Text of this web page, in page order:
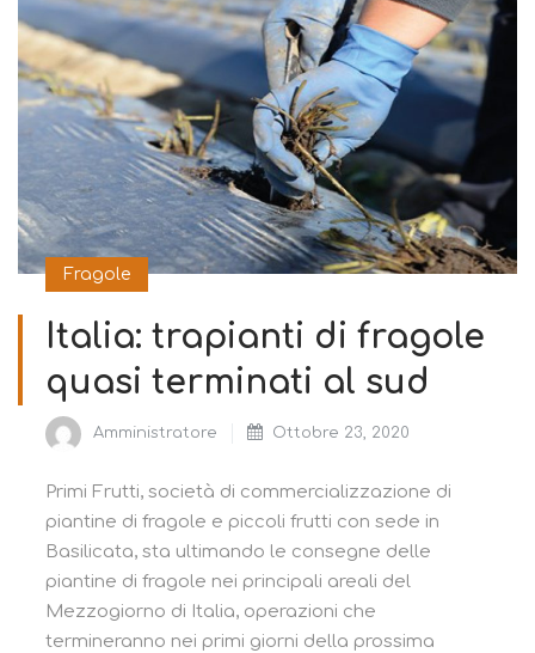
Fragole
Italia: trapianti di fragole
quasi terminati al sud
Amministratore Ottobre 23, 2020
Primi Frutti, società di commercializzazione di
piantine di fragole e piccoli frutti con sede in
Basilicata, sta ultimando le consegne delle
piantine di fragole nei principali areali del
Mezzogiorno di Italia, operazioni che
termineranno nei primi giorni della prossima